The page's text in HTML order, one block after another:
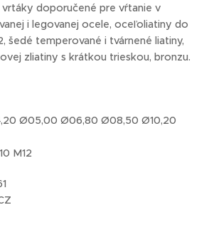
vrtáky doporučené pre vŕtanie v
i legovanej ocele, oceľoliatiny do
šedé temperované i tvárnené liatiny,
zliatiny s krátkou trieskou, bronzu.
Ø05,00 Ø06,80 Ø08,50 Ø10,20
M12